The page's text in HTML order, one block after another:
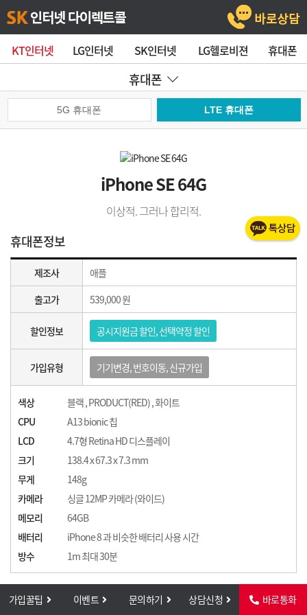
KT인터넷 LG인터넷 SK인터넷 LG헬로비젼 휴대폰
휴대폰
5G 휴대폰 LTE 휴대폰
iPhone SE 64G
이상적. 그러나 합리적.
휴대폰정보
제조사
애플
출고가
539,000 원
할인정보 공시지원금 할인, 선택약정 할인
가입유형 기기변경, 번호이동, 신규가입
색상
블랙 , PRODUCT(RED) , 화이트
CPU
A13 bionic 칩
LCD
4.7형 Retina HD 디스플레이
크기
138.4 x 67.3 x 7.3 mm
무게
148g
카메라
싱글 12MP 카메라 (와이드)
메모리
64GB
배터리
iPhone 8 과 비슷한 배터리 사용 시간
방수
1m 최대 30분
가입꿀팁 이벤트 문의하기 상담신청 바로통화